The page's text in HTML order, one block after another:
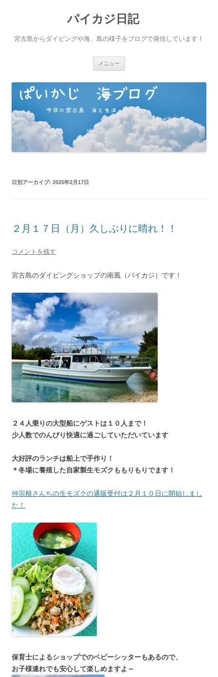
パイカジ日記
宮古島からダイビングや海、島の様子をブログで発信しています！
メニュー
ツ
へ
ス
キ
ッ
プ
日別アーカイブ: 2025年2月17日
２月１７日（月）久しぶりに晴れ！！
コメントを残す
宮古島のダイビングショップの南風（パイカジ）です！
２４人乗りの大型船にゲストは１０人まで！
少人数でのんびり快適に過ごしていただいています
大好評のランチは船上で手作り！
＊冬場に養殖した自家製生モズクももりもりでます！
仲宗根さんちの生モズクの通販受付は２月１０日に開始しまし
た！
保育士によるショップでのベビーシッターもあるので、
お子様連れでも安心して楽しめますよ～